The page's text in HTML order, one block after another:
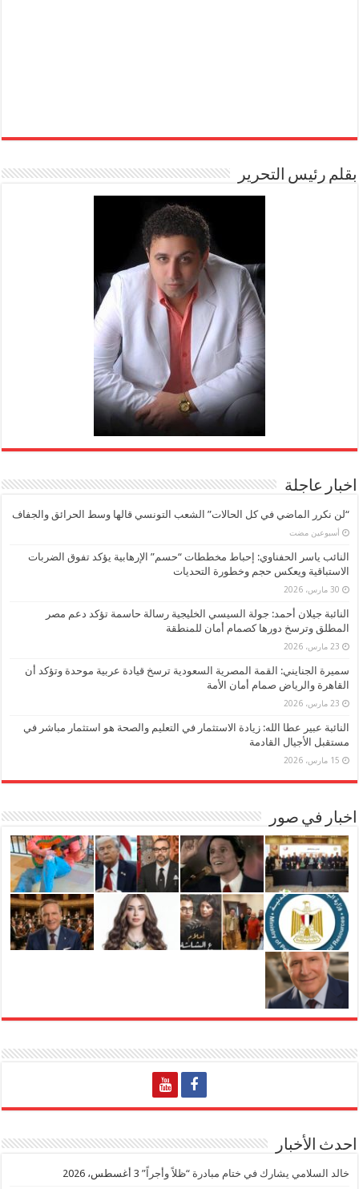
بقلم رئيس التحرير
اخبار عاجلة
“لن نكرر الماضي في كل الحالات” الشعب التونسي قالها وسط الحرائق والجفاف
‏أسبوعين مضت
النائب ياسر الحفناوي: إحباط مخططات “حسم” الإرهابية يؤكد تفوق الضربات
الاستباقية ويعكس حجم وخطورة التحديات
30 مارس، 2026
النائبة جيلان أحمد: جولة السيسي الخليجية رسالة حاسمة تؤكد دعم مصر
المطلق وترسخ دورها كصمام أمان للمنطقة
23 مارس، 2026
سميرة الجنايني: القمة المصرية السعودية ترسخ قيادة عربية موحدة وتؤكد أن
القاهرة والرياض صمام أمان الأمة
23 مارس، 2026
النائبة عبير عطا الله: زيادة الاستثمار في التعليم والصحة هو استثمار مباشر في
مستقبل الأجيال القادمة
15 مارس، 2026
اخبار في صور
احدث الأخبار
خالد السلامي يشارك في ختام مبادرة “ظلاً وأجراً” 3 أغسطس، 2026